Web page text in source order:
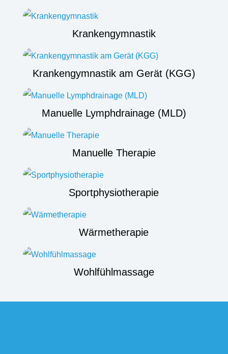
Krankengymnastik
Krankengymnastik am Gerät (KGG)
Manuelle Lymphdrainage (MLD)
Manuelle Therapie
Sportphysiotherapie
Wärmetherapie
Wohlfühlmassage